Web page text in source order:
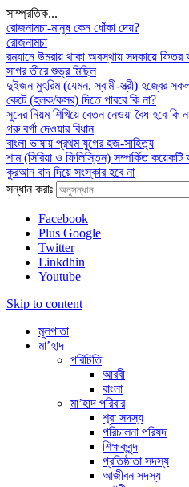
সাম্প্রতিক...
রোজনামচা-মানুষ কেন ধোঁকা দেয়?
রোজনামচা
রমযানে উমরায় থাকা অবস্থায় সদকায়ে ফিতর
সাগর তীরে শুভ্র মিছিল
দুইজন মুহরিম (যেমন, স্বামী-স্ত্রী) হজ্বের
কেটে (হলক/কসর) দিতে পারবে কি না?
সুদের নিয়ম শিখিয়ে বেতন নেওয়া বৈধ হবে কি
গরু বর্গা দেওয়ার বিধান
বাংলা ভাষায় প্রথম যুগের হজ-সাহিত্য
শাম (সিরিয়া ও ফিলিস্তিন) সম্পর্কিত
কুরআন বাদ দিয়ে সংস্কার হবে না
সন্ধান করাঃ
Facebook
Plus Google
Twitter
Linkdhin
Youtube
Skip to content
মূলপাতা
মা’হাদ
পরিচিতি
আরবী
বাংলা
মা’হাদ পরিবার
শূরা সদস্য
পরিচালনা পরিষদ
শিক্ষকবৃন্দ
প্রতিষ্ঠাতা সদস্য
আজীবন সদস্য